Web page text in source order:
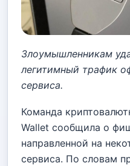
Злоумышленникам
легитимный трафик
сервиса.
Команда
Wallet сообщила о
направленной на
сервиса. По словам